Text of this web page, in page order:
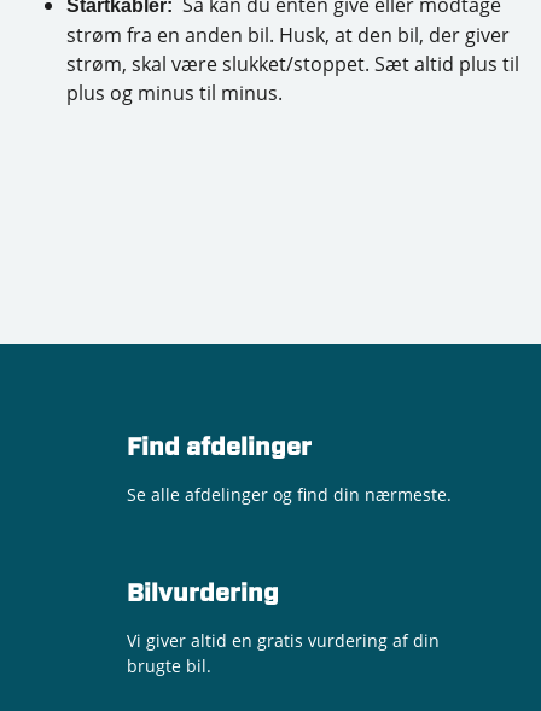
Startkabler:
strøm fra en anden bil. Husk, at den bil, der giver
strøm, skal være slukket/stoppet. Sæt altid plus til
plus og minus til minus.
Find afdelinger
Se alle afdelinger og find din nærmeste.
Bilvurdering
Vi giver altid en gratis vurdering af din
brugte bil.